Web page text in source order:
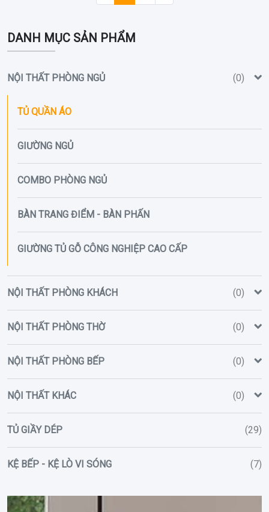
DANH MỤC SẢN PHẨM
NỘI THẤT PHÒNG NGỦ (0)
TỦ QUẦN ÁO
GIƯỜNG NGỦ
COMBO PHÒNG NGỦ
BÀN TRANG ĐIỂM - BÀN PHẤN
GIƯỜNG TỦ GỖ CÔNG NGHIỆP CAO CẤP
NỘI THẤT PHÒNG KHÁCH (0)
NỘI THẤT PHÒNG THỜ (0)
NỘI THẤT PHÒNG BẾP (0)
NỘI THẤT KHÁC (0)
TỦ GIẦY DÉP (29)
KỆ BẾP - KỆ LÒ VI SÓNG (7)